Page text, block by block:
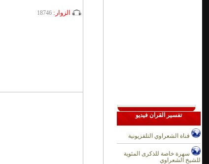
الزوار:18746
تفسير القران فيديو
قناة الشعراوي التلفزيونية
سهرة خاصة للذكرى المئوية
للشيخ الشعراوي